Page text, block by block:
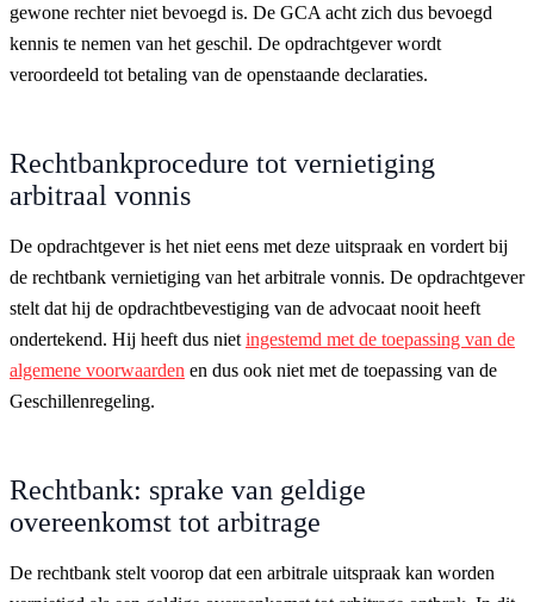
gewone rechter niet bevoegd is. De GCA acht zich dus bevoegd
kennis te nemen van het geschil. De opdrachtgever wordt
veroordeeld tot betaling van de openstaande declaraties.
Rechtbankprocedure tot vernietiging
arbitraal vonnis
De opdrachtgever is het niet eens met deze uitspraak en vordert bij
de rechtbank vernietiging van het arbitrale vonnis. De opdrachtgever
stelt dat hij de opdrachtbevestiging van de advocaat nooit heeft
ondertekend. Hij heeft dus niet ingestemd met de toepassing van de
algemene voorwaarden en dus ook niet met de toepassing van de
Geschillenregeling.
Rechtbank: sprake van geldige
overeenkomst tot arbitrage
De rechtbank stelt voorop dat een arbitrale uitspraak kan worden